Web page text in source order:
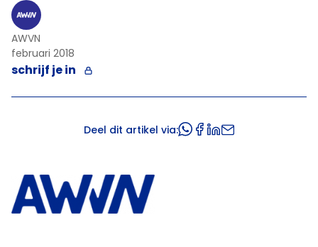
AWVN
februari 2018
schrijf je in
Deel dit artikel via: